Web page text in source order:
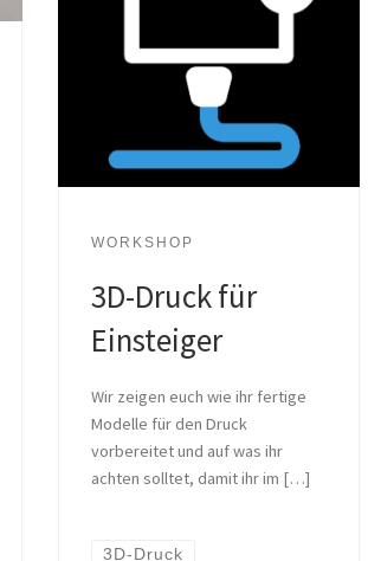
WORKSHOP
3D-Druck für
Einsteiger
Wir zeigen euch wie ihr fertige
Modelle für den Druck
vorbereitet und auf was ihr
achten solltet, damit ihr im […]
3D-Druck